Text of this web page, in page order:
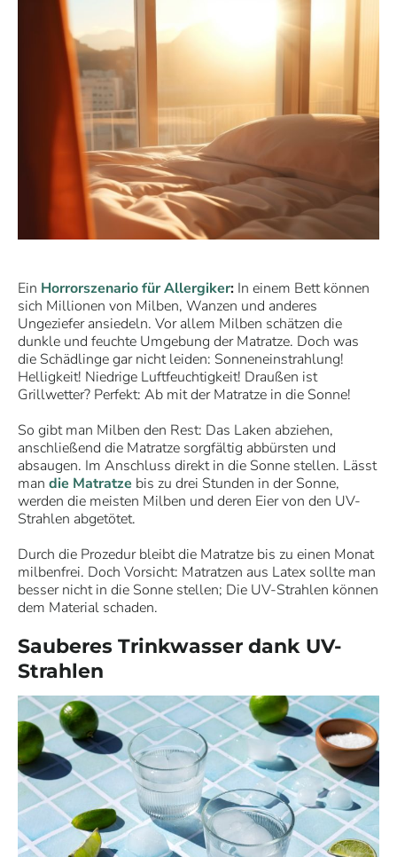
Ein Horrorszenario für Allergiker: In einem Bett können
sich Millionen von Milben, Wanzen und anderes
Ungeziefer ansiedeln. Vor allem Milben schätzen die
dunkle und feuchte Umgebung der Matratze. Doch was
die Schädlinge gar nicht leiden: Sonneneinstrahlung!
Helligkeit! Niedrige Luftfeuchtigkeit! Draußen ist
Grillwetter? Perfekt: Ab mit der Matratze in die Sonne!
So gibt man Milben den Rest: Das Laken abziehen,
anschließend die Matratze sorgfältig abbürsten und
absaugen. Im Anschluss direkt in die Sonne stellen. Lässt
man die Matratze bis zu drei Stunden in der Sonne,
werden die meisten Milben und deren Eier von den UV-
Strahlen abgetötet.
Durch die Prozedur bleibt die Matratze bis zu einen Monat
milbenfrei. Doch Vorsicht: Matratzen aus Latex sollte man
besser nicht in die Sonne stellen; Die UV-Strahlen können
dem Material schaden.
Sauberes Trinkwasser dank UV-
Strahlen